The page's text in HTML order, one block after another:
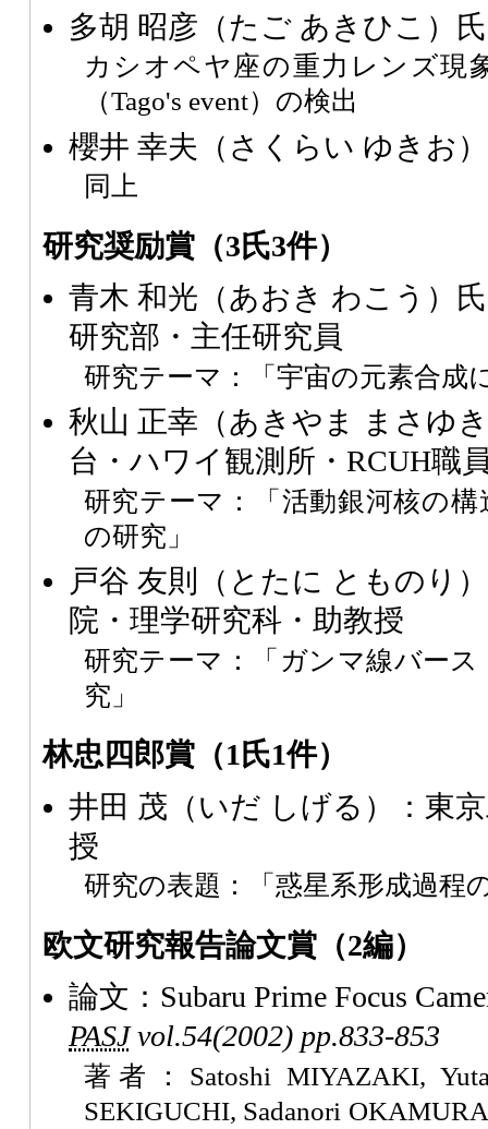
多胡 昭彦（たご あきひこ）氏
カシオペヤ座の重力レンズ現
（Tago's event）の検出
櫻井 幸夫（さくらい ゆきお
同上
研究奨励賞（3氏3件）
青木 和光（あおき わこう）
研究部・主任研究員
研究テーマ：「宇宙の元素合成
秋山 正幸（あきやま まさゆ
台・ハワイ観測所・RCUH職
研究テーマ：「活動銀河核の
の研究」
戸谷 友則（とたに とものり
院・理学研究科・助教授
研究テーマ：「ガンマ線バー
究」
林忠四郎賞（1氏1件）
井田 茂（いだ しげる）：東
授
研究の表題：「惑星系形成過程
欧文研究報告論文賞（2編）
論文：Subaru Prime Focus
PASJvol.54(2002) pp.833-853
著者：Satoshi MIYAZAKI,
SEKIGUCHI, Sadanori